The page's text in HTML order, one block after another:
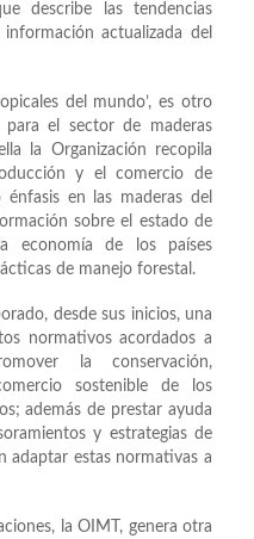
describe las tendencias
actualizada del
del mundo’, es otro
el sector de maderas
la Organización recopila
y el comercio de
en las maderas del
sobre el estado de
economía de los países
de manejo forestal.
desde sus inicios, una
normativos acordados a
la conservación,
sostenible de los
además de prestar ayuda
y estrategias de
adaptar estas normativas a
la OIMT, genera otra